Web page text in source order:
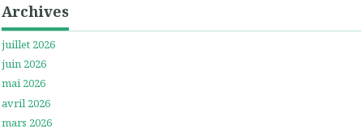
Archives
juillet 2026
juin 2026
mai 2026
avril 2026
mars 2026